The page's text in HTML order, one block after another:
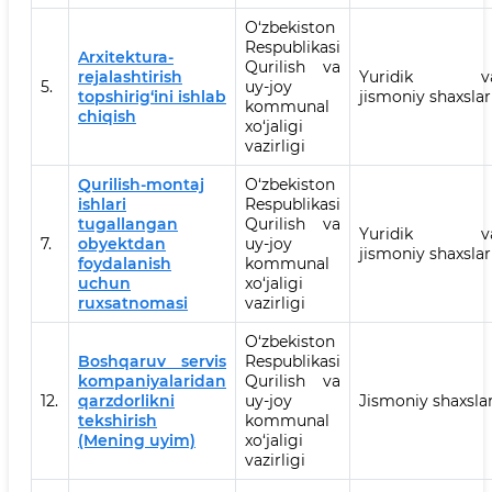
5.
Arxitektura-
rejalashtirish
topshirig‘ini ishlab
chiqish
O‘zbekiston
Respublikasi
Qurilish va
uy-joy
kommunal
xo‘jaligi
vazirligi
Yuridik
jismoniy shaxslar
7.
Qurilish-montaj
ishlari
tugallangan
obyektdan
foydalanish
uchun
ruxsatnomasi
O‘zbekiston
Respublikasi
Qurilish va
uy-joy
kommunal
xo‘jaligi
vazirligi
Yuridik
jismoniy shaxslar
12.
Boshqaruv servis
kompaniyalaridan
qarzdorlikni
tekshirish
(Mening uyim)
O‘zbekiston
Respublikasi
Qurilish va
uy-joy
kommunal
xo‘jaligi
vazirligi
Jismoniy